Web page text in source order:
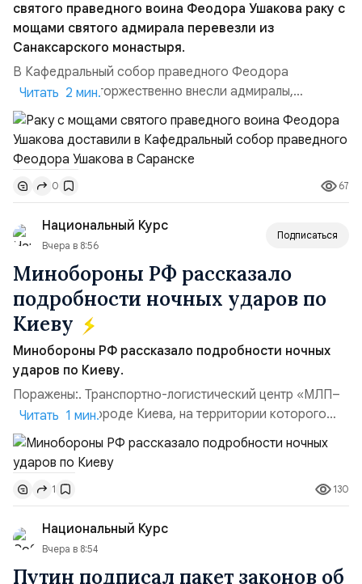
святого праведного воина Феодора Ушакова раку с
мощами святого адмирала перевезли из
Санаксарского монастыря.
В Кафедральный собор праведного Феодора
Ушакова раку торжественно внесли адмиралы,
участвовавшие в канонизации святого праведного
воина Феодора Ушакова 25 лет назад:Адмирал
Владимир Прокофьевич Валуев, командующий
Балтийским флотом ВМФ России (2001–2006
гг.);Адмирал Владимир Петрович Комоедов,
командующий Черноморским флотом ВМФ России
(1998–2002 г...
Читать 2 мин.
0 67
Национальный Курс
Вчера в 8:56
Подписаться
Минобороны РФ рассказало
подробности ночных ударов по
Киеву
Минобороны РФ рассказало подробности ночных
ударов по Киеву.
Поражены:. Транспортно-логистический центр «МЛП–
Чайка» в пригороде Киева, на территории которого
осуществлялось хранение, сборка а также запуск с
прилегающего полевого аэродром «Чайка»
дальнобойных БПЛА ВСУ; Складские помещения
«Транс-Логистик» в Оболонском районе г. Киев,
использовавшиеся для хранения военного
имущества ВСУ; Сортировочны...
Читать 1 мин.
1 130
Национальный Курс
Вчера в 8:54
Путин подписал пакет законов об